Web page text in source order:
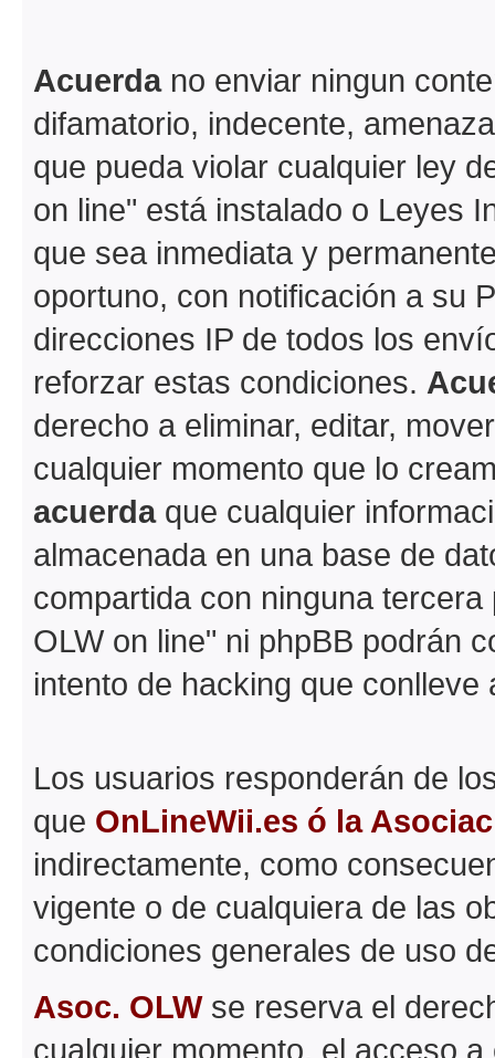
Acuerdano enviar ningun
difamatorio, indecente,
que pueda violar cualquier ley
on line" está instalado o Leyes
que sea inmediata y
oportuno, con notificación a su
direcciones IP de todos los
reforzar estas condiciones.
derecho a eliminar, editar,
cualquier momento que lo
acuerdaque cualquier
almacenada en una base de
compartida con ninguna
OLW on line" ni phpBB podrán
intento de hacking que
Los usuarios responderán de
que OnLineWii.es ó la
indirectamente, como
vigente o de cualquiera de las
condiciones generales de uso
Asoc. OLWse reserva el
cualquier momento, el acceso